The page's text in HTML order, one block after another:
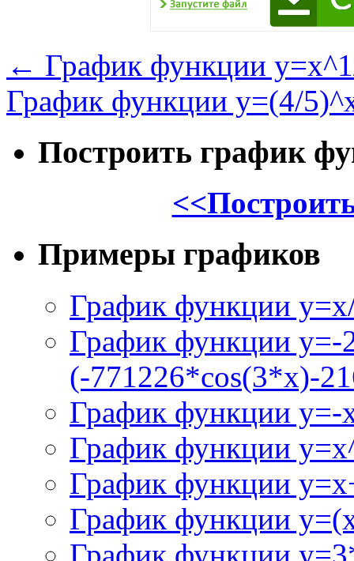
← График функции
График функции y=(4/
Построить график
Примеры графиков
График функции
График функции y=-
(-771226*cos(3*x)-
График функции
График функции
График функции
График функции
График функции